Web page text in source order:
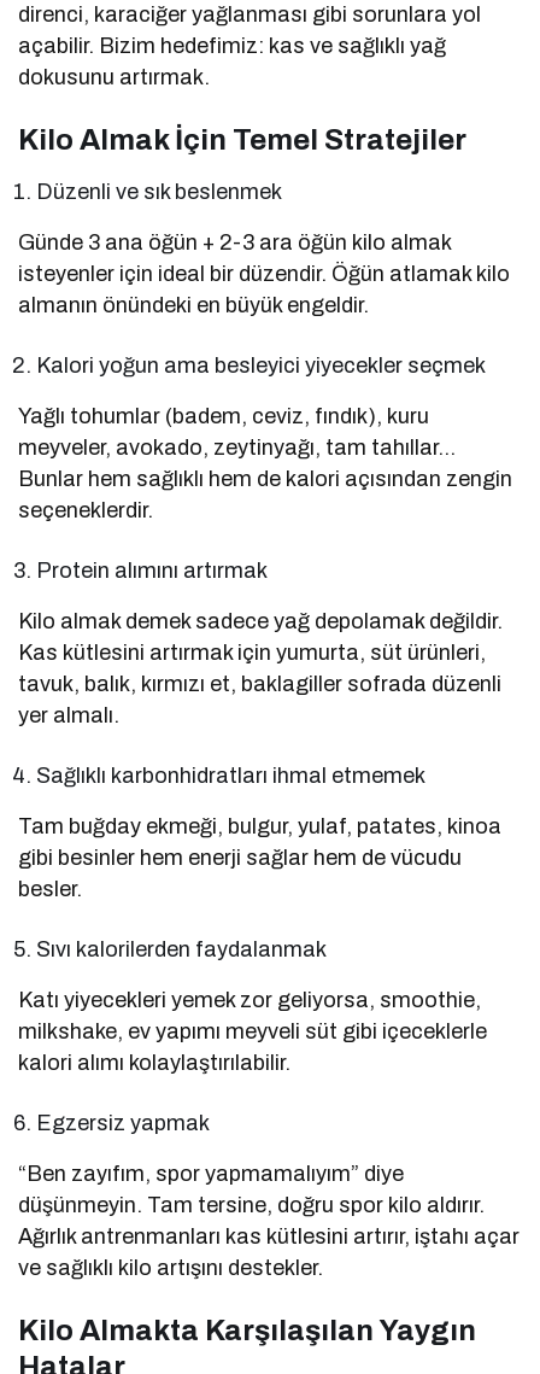
direnci, karaciğer yağlanması gibi sorunlara yol
açabilir. Bizim hedefimiz: kas ve sağlıklı yağ
dokusunu artırmak.
Kilo Almak İçin Temel Stratejiler
Düzenli ve sık beslenmek
Günde 3 ana öğün + 2-3 ara öğün kilo almak
isteyenler için ideal bir düzendir. Öğün atlamak kilo
almanın önündeki en büyük engeldir.
Kalori yoğun ama besleyici yiyecekler seçmek
Yağlı tohumlar (badem, ceviz, fındık), kuru
meyveler, avokado, zeytinyağı, tam tahıllar…
Bunlar hem sağlıklı hem de kalori açısından zengin
seçeneklerdir.
Protein alımını artırmak
Kilo almak demek sadece yağ depolamak değildir.
Kas kütlesini artırmak için yumurta, süt ürünleri,
tavuk, balık, kırmızı et, baklagiller sofrada düzenli
yer almalı.
Sağlıklı karbonhidratları ihmal etmemek
Tam buğday ekmeği, bulgur, yulaf, patates, kinoa
gibi besinler hem enerji sağlar hem de vücudu
besler.
Sıvı kalorilerden faydalanmak
Katı yiyecekleri yemek zor geliyorsa, smoothie,
milkshake, ev yapımı meyveli süt gibi içeceklerle
kalori alımı kolaylaştırılabilir.
Egzersiz yapmak
“Ben zayıfım, spor yapmamalıyım” diye
düşünmeyin. Tam tersine, doğru spor kilo aldırır.
Ağırlık antrenmanları kas kütlesini artırır, iştahı açar
ve sağlıklı kilo artışını destekler.
Kilo Almakta Karşılaşılan Yaygın
Hatalar